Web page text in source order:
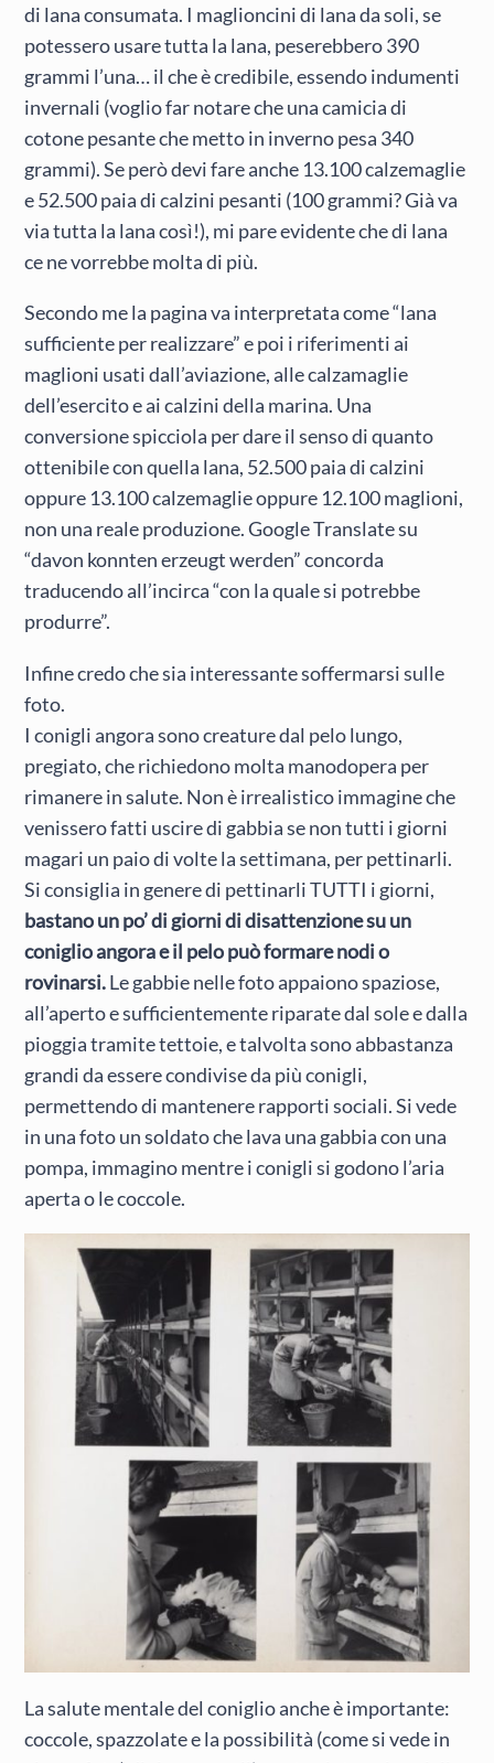
di lana consumata. I maglioncini di lana da soli, se
potessero usare tutta la lana, peserebbero 390
grammi l’una… il che è credibile, essendo indumenti
invernali (voglio far notare che una camicia di
cotone pesante che metto in inverno pesa 340
grammi). Se però devi fare anche 13.100 calzemaglie
e 52.500 paia di calzini pesanti (100 grammi? Già va
via tutta la lana così!), mi pare evidente che di lana
ce ne vorrebbe molta di più.
Secondo me la pagina va interpretata come “lana
sufficiente per realizzare” e poi i riferimenti ai
maglioni usati dall’aviazione, alle calzamaglie
dell’esercito e ai calzini della marina. Una
conversione spicciola per dare il senso di quanto
ottenibile con quella lana, 52.500 paia di calzini
oppure 13.100 calzemaglie oppure 12.100 maglioni,
non una reale produzione. Google Translate su
“davon konnten erzeugt werden” concorda
traducendo all’incirca “con la quale si potrebbe
produrre”.
Infine credo che sia interessante soffermarsi sulle
foto.
I conigli angora sono creature dal pelo lungo,
pregiato, che richiedono molta manodopera per
rimanere in salute. Non è irrealistico immagine che
venissero fatti uscire di gabbia se non tutti i giorni
magari un paio di volte la settimana, per pettinarli.
Si consiglia in genere di pettinarli TUTTI i giorni,
bastano un po’ di giorni di disattenzione su un
coniglio angora e il pelo può formare nodi o
rovinarsi.Le gabbie nelle foto appaiono spaziose,
all’aperto e sufficientemente riparate dal sole e dalla
pioggia tramite tettoie, e talvolta sono abbastanza
grandi da essere condivise da più conigli,
permettendo di mantenere rapporti sociali. Si vede
in una foto un soldato che lava una gabbia con una
pompa, immagino mentre i conigli si godono l’aria
aperta o le coccole.
La salute mentale del coniglio anche è importante:
coccole, spazzolate e la possibilità (come si vede in